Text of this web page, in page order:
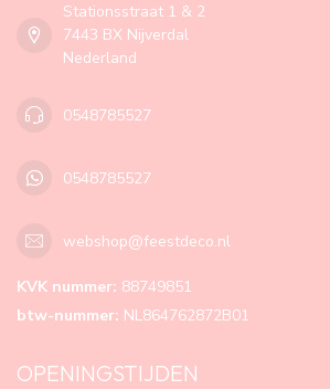
Stationsstraat 1 & 2
7443 BX Nijverdal
Nederland
0548785527
0548785527
webshop@feestdeco.nl
KVK nummer: 88749851
btw-nummer: NL864762872B01
OPENINGSTIJDEN